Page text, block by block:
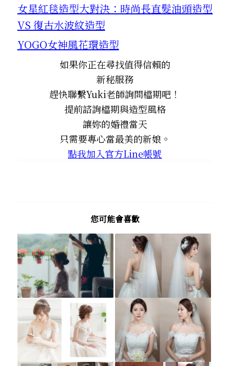
女星紅毯造型大對決：時尚長直髮油頭造型
VS 復古水波紋造型
YOGO女神風花環造型
如果你正在尋找值得信賴的
新秘服務
趕快聯繫Yuki老師詢問檔期吧！
提前諮詢檔期與造型風格
讓妳的婚禮當天
只需要專心當最美的新娘。
點我加入官方Line帳號
您可能會喜歡